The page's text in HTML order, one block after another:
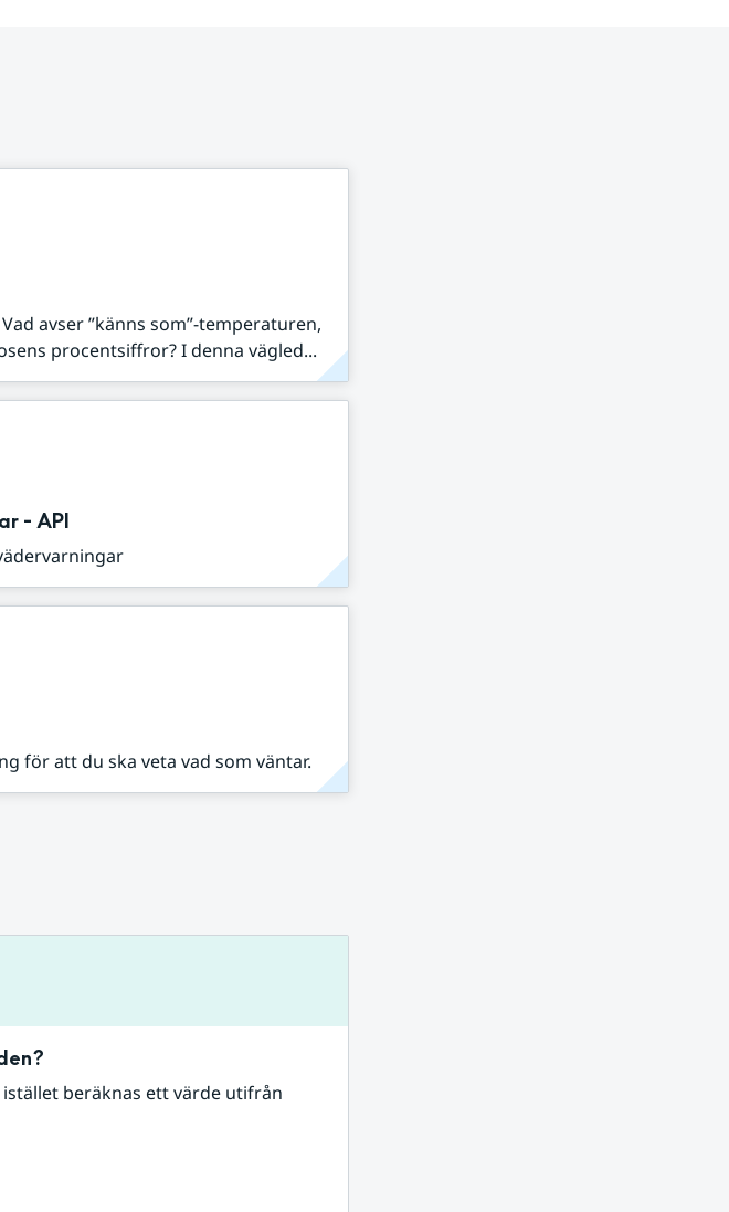
avser ”känns som”-temperaturen,
procentsiffror? I denna vägled...
- API
för att du ska veta vad som väntar.
beräknas ett värde utifrån